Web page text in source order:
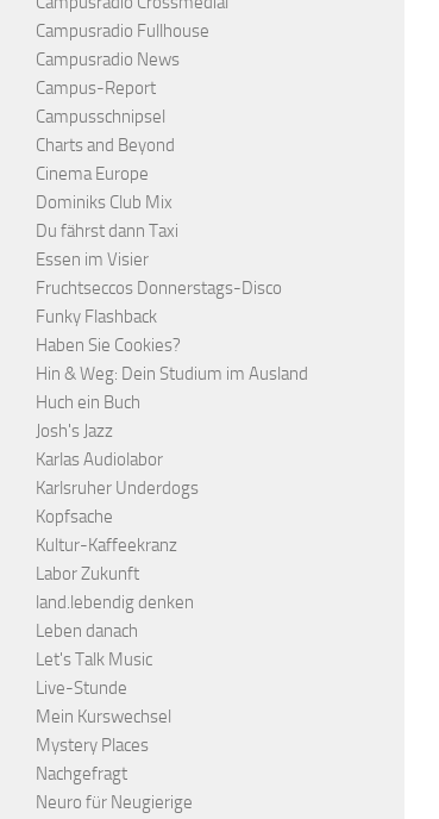
Campusradio Fullhouse
Campusradio News
Campus-Report
Campusschnipsel
Charts and Beyond
Cinema Europe
Dominiks Club Mix
Du fährst dann Taxi
Essen im Visier
Fruchtseccos Donnerstags-Disco
Funky Flashback
Haben Sie Cookies?
Hin & Weg: Dein Studium im Ausland
Huch ein Buch
Josh's Jazz
Karlas Audiolabor
Karlsruher Underdogs
Kopfsache
Kultur-Kaffeekranz
Labor Zukunft
land.lebendig denken
Leben danach
Let's Talk Music
Live-Stunde
Mein Kurswechsel
Mystery Places
Nachgefragt
Neuro für Neugierige